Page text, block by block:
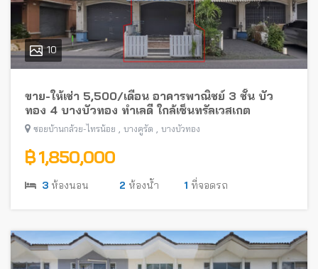
10
ขาย-ให้เช่า 5,500/เดือน อาคารพาณิชย์ 3 ชั้น บัว
ทอง 4 บางบัวทอง ทำเลดี ใกล้เซ็นทรัลเวสเกต
ซอยบ้านกล้วย-ไทรน้อย , บางคูรัด , บางบัวทอง
฿ 1,850,000
3 ห้องนอน 2 ห้องน้ำ 1 ที่จอดรถ